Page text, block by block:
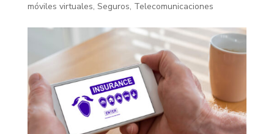
móviles virtuales, Seguros, Telecomunicaciones